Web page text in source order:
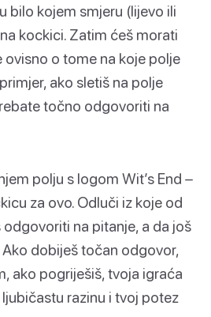
bilo kojem smjeru (lijevo ili
kockici. Zatim ćeš morati
o tome na koje polje
ako sletiš na polje
točno odgovoriti na
polju s logom Wit’s End –
za ovo. Odluči iz koje od
na pitanje, a da još
dobiješ točan odgovor,
ako pogriješiš, tvoja igraća
razinu i tvoj potez